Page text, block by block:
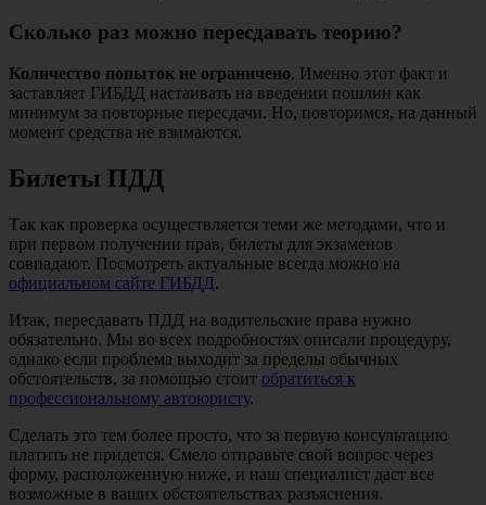
Сколько раз можно пересдавать теорию?
Количество попыток не ограничено. Именно этот факт и
заставляет ГИБДД настаивать на введении пошлин как
минимум за повторные пересдачи. Но, повторимся, на данный
момент средства не взимаются.
Билеты ПДД
Так как проверка осуществляется теми же методами, что и
при первом получении прав, билеты для экзаменов
совпадают. Посмотреть актуальные всегда можно на
официальном сайте ГИБДД.
Итак, пересдавать ПДД на водительские права нужно
обязательно. Мы во всех подробностях описали процедуру,
однако если проблема выходит за пределы обычных
обстоятельств, за помощью стоит обратиться к
профессиональному автоюристу.
Сделать это тем более просто, что за первую консультацию
платить не придется. Смело отправьте свой вопрос через
форму, расположенную ниже, и наш специалист даст все
возможные в ваших обстоятельствах разъяснения.